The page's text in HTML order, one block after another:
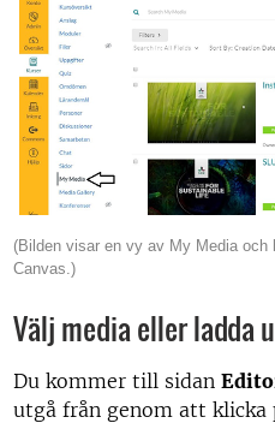
(Bilden visar en vy av My Media och
Canvas.)
Välj media eller ladda
Du kommer till sidan
utgå från genom att klicka